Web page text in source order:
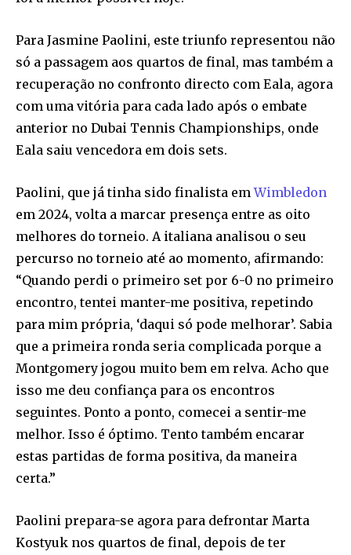
Para Jasmine Paolini, este triunfo representou não
só a passagem aos quartos de final, mas também a
recuperação no confronto directo com Eala, agora
com uma vitória para cada lado após o embate
anterior no Dubai Tennis Championships, onde
Eala saiu vencedora em dois sets.
Paolini, que já tinha sido finalista emWimbledon
em 2024, volta a marcar presença entre as oito
melhores do torneio. A italiana analisou o seu
percurso no torneio até ao momento, afirmando:
“Quando perdi o primeiro set por 6-0 no primeiro
encontro, tentei manter-me positiva, repetindo
para mim própria, ‘daqui só pode melhorar’. Sabia
que a primeira ronda seria complicada porque a
Montgomery jogou muito bem em relva. Acho que
isso me deu confiança para os encontros
seguintes. Ponto a ponto, comecei a sentir-me
melhor. Isso é óptimo. Tento também encarar
estas partidas de forma positiva, da maneira
certa.”
Paolini prepara-se agora para defrontar Marta
Kostyuk nos quartos de final, depois de ter